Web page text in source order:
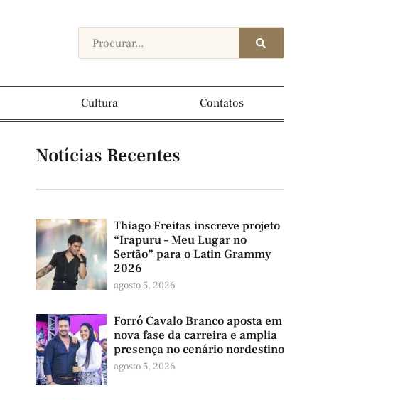
Cultura Contatos
Notícias Recentes
Thiago Freitas inscreve projeto
“Irapuru – Meu Lugar no
Sertão” para o Latin Grammy
2026
agosto 5, 2026
Forró Cavalo Branco aposta em
nova fase da carreira e amplia
presença no cenário nordestino
agosto 5, 2026